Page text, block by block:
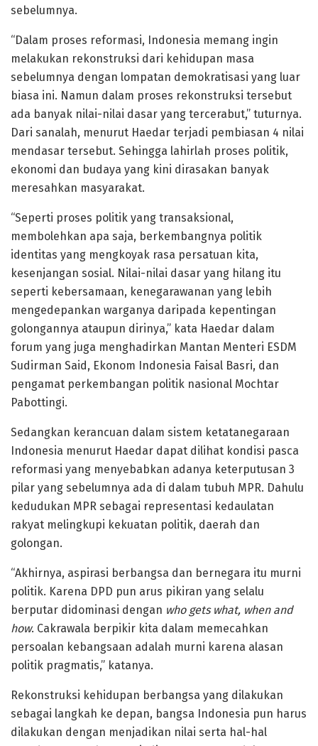
sebelumnya.
“Dalam proses reformasi, Indonesia memang ingin
melakukan rekonstruksi dari kehidupan masa
sebelumnya dengan lompatan demokratisasi yang luar
biasa ini. Namun dalam proses rekonstruksi tersebut
ada banyak nilai-nilai dasar yang tercerabut,” tuturnya.
Dari sanalah, menurut Haedar terjadi pembiasan 4 nilai
mendasar tersebut. Sehingga lahirlah proses politik,
ekonomi dan budaya yang kini dirasakan banyak
meresahkan masyarakat.
“Seperti proses politik yang transaksional,
membolehkan apa saja, berkembangnya politik
identitas yang mengkoyak rasa persatuan kita,
kesenjangan sosial. Nilai-nilai dasar yang hilang itu
seperti kebersamaan, kenegarawanan yang lebih
mengedepankan warganya daripada kepentingan
golongannya ataupun dirinya,” kata Haedar dalam
forum yang juga menghadirkan Mantan Menteri ESDM
Sudirman Said, Ekonom Indonesia Faisal Basri, dan
pengamat perkembangan politik nasional Mochtar
Pabottingi.
Sedangkan kerancuan dalam sistem ketatanegaraan
Indonesia menurut Haedar dapat dilihat kondisi pasca
reformasi yang menyebabkan adanya keterputusan 3
pilar yang sebelumnya ada di dalam tubuh MPR. Dahulu
kedudukan MPR sebagai representasi kedaulatan
rakyat melingkupi kekuatan politik, daerah dan
golongan.
“Akhirnya, aspirasi berbangsa dan bernegara itu murni
politik. Karena DPD pun arus pikiran yang selalu
berputar didominasi dengan who gets what, when and
how. Cakrawala berpikir kita dalam memecahkan
persoalan kebangsaan adalah murni karena alasan
politik pragmatis,” katanya.
Rekonstruksi kehidupan berbangsa yang dilakukan
sebagai langkah ke depan, bangsa Indonesia pun harus
dilakukan dengan menjadikan nilai serta hal-hal